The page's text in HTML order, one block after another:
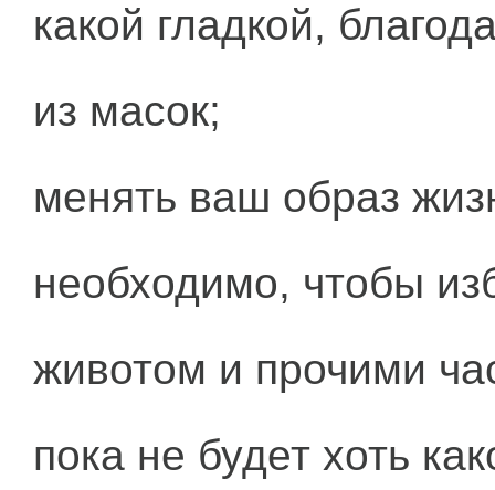
какой гладкой,
из масок;
менять ваш образ
необходимо, чтобы
животом и прочими
пока не будет хоть